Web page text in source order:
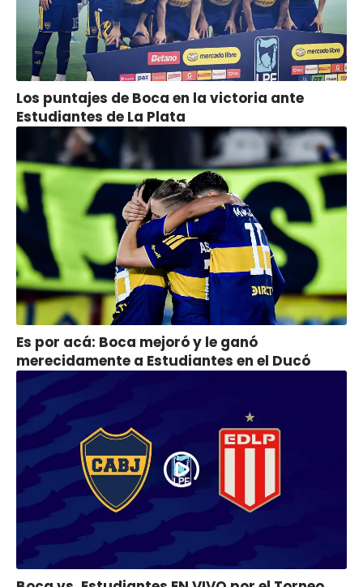
Los puntajes de Boca en la victoria ante
Estudiantes de La Plata
Es por acá: Boca mejoró y le ganó
merecidamente a Estudiantes en el Ducó